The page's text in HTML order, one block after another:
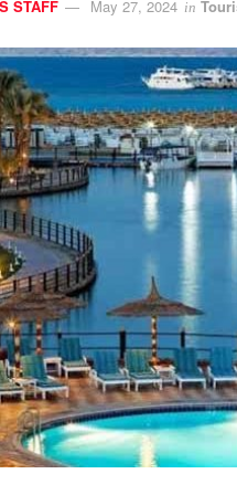
STAFF May 27, 2024 in